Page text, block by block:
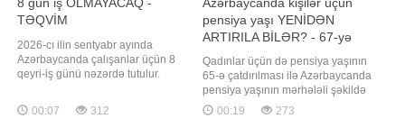
TƏQVİM
2026-cı ilin sentyabr ayında
Azərbaycanda çalışanlar üçün 8
qeyri-iş günü nəzərdə tutulur.
bazar günlərinə təsadüf etdiyindən,
həmin tarixlər qeyri-iş günləri hesab
00:07 312
pensiya yaşı YENİDƏN
ARTIRILA BİLƏR? - 67-yə
qədər...
Qadınlar üçün də pensiya yaşının
65-ə çatdırılması ilə Azərbaycanda
pensiya yaşının mərhələli şəkildə
artırılması prosesi başa çatıb.
Bununla belə, demoqrafik və
00:19 273